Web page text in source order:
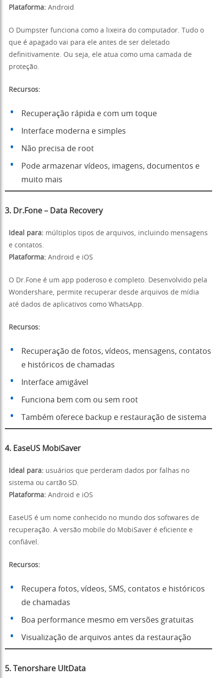
Plataforma: Android
O Dumpster funciona como a lixeira do computador. Tudo o
que é apagado vai para ele antes de ser deletado
definitivamente. Ou seja, ele atua como uma camada de
proteção.
Recursos:
Recuperação rápida e com um toque
Interface moderna e simples
Não precisa de root
Pode armazenar vídeos, imagens, documentos e
muito mais
3. Dr.Fone – Data Recovery
Ideal para: múltiplos tipos de arquivos, incluindo mensagens
e contatos.
Plataforma: Android e iOS
O Dr.Fone é um app poderoso e completo. Desenvolvido pela
Wondershare, permite recuperar desde arquivos de mídia
até dados de aplicativos como WhatsApp.
Recursos:
Recuperação de fotos, vídeos, mensagens, contatos
e históricos de chamadas
Interface amigável
Funciona bem com ou sem root
Também oferece backup e restauração de sistema
4. EaseUS MobiSaver
Ideal para: usuários que perderam dados por falhas no
sistema ou cartão SD.
Plataforma: Android e iOS
EaseUS é um nome conhecido no mundo dos softwares de
recuperação. A versão mobile do MobiSaver é eficiente e
confiável.
Recursos:
Recupera fotos, vídeos, SMS, contatos e históricos
de chamadas
Boa performance mesmo em versões gratuitas
Visualização de arquivos antes da restauração
5. Tenorshare UltData